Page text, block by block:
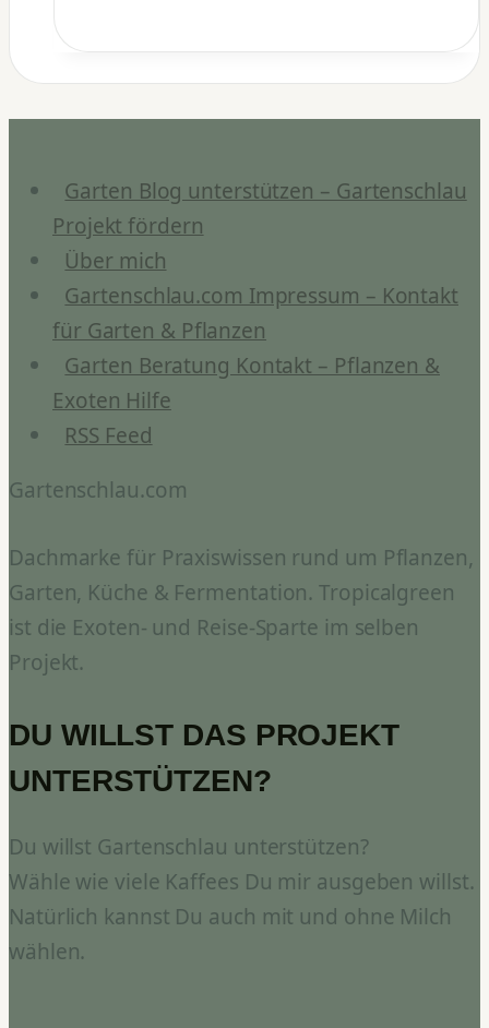
Richtige
Bewässerung
ganzjährig
Garten Blog unterstützen – Gartenschlau
Projekt fördern
Über mich
Gartenschlau.com Impressum – Kontakt
für Garten & Pflanzen
Garten Beratung Kontakt – Pflanzen &
Exoten Hilfe
RSS Feed
Gartenschlau.com
Dachmarke für Praxiswissen rund um Pflanzen,
Garten, Küche & Fermentation. Tropicalgreen
ist die Exoten- und Reise-Sparte im selben
Projekt.
DU WILLST DAS PROJEKT
UNTERSTÜTZEN?
Du willst Gartenschlau unterstützen?
Wähle wie viele Kaffees Du mir ausgeben willst.
Natürlich kannst Du auch mit und ohne Milch
wählen.